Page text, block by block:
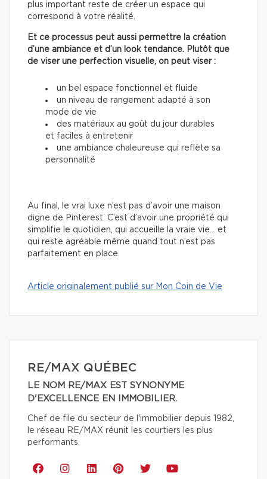
plus important reste de créer un espace qui
correspond à votre réalité.
Et ce processus peut aussi permettre la création
d’une ambiance et d’un look tendance. Plutôt que
de viser une perfection visuelle, on peut viser :
un bel espace fonctionnel et fluide
un niveau de rangement adapté à son
mode de vie
des matériaux au goût du jour durables
et faciles à entretenir
une ambiance chaleureuse qui reflète sa
personnalité
Au final, le vrai luxe n’est pas d’avoir une maison
digne de Pinterest. C’est d’avoir une propriété qui
simplifie le quotidien, qui accueille la vraie vie… et
qui reste agréable même quand tout n’est pas
parfaitement en place.
Article originalement publié sur Mon Coin de Vie
RE/MAX QUÉBEC
LE NOM RE/MAX EST SYNONYME
D'EXCELLENCE EN IMMOBILIER.
Chef de file du secteur de l'immobilier depuis 1982,
le réseau RE/MAX réunit les courtiers les plus
performants.